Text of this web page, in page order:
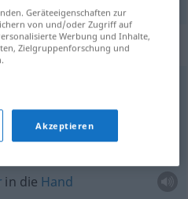
für "astilla"
in die Hand
Geräteeigenschaften zur
von und/oder Zugriff auf
Werbung und Inhalte,
Zielgruppenforschung und
Akzeptieren